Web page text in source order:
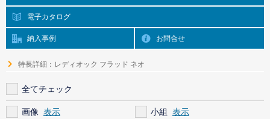
電子カタログ
納入事例 お問合せ
特長詳細：レディオック フラッド ネオ
全てチェック
画像 小組